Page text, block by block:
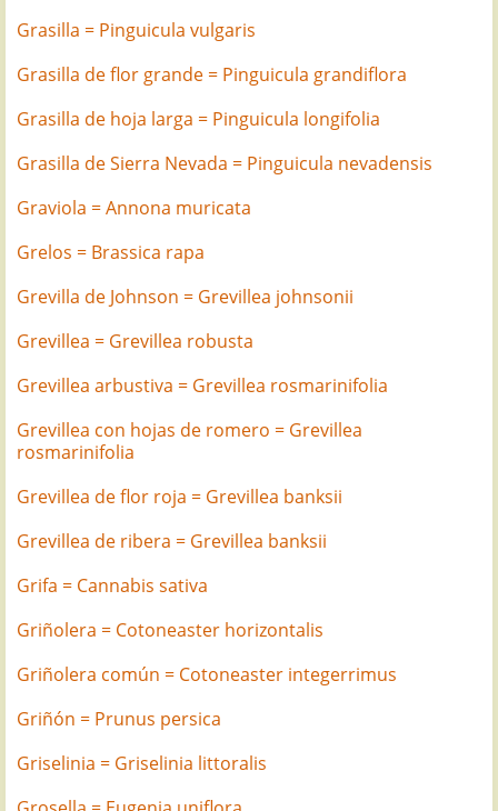
Grasilla = Pinguicula vulgaris
Grasilla de flor grande = Pinguicula grandiflora
Grasilla de hoja larga = Pinguicula longifolia
Grasilla de Sierra Nevada = Pinguicula nevadensis
Graviola = Annona muricata
Grelos = Brassica rapa
Grevilla de Johnson = Grevillea johnsonii
Grevillea = Grevillea robusta
Grevillea arbustiva = Grevillea rosmarinifolia
Grevillea con hojas de romero = Grevillea
rosmarinifolia
Grevillea de flor roja = Grevillea banksii
Grevillea de ribera = Grevillea banksii
Grifa = Cannabis sativa
Griñolera = Cotoneaster horizontalis
Griñolera común = Cotoneaster integerrimus
Griñón = Prunus persica
Griselinia = Griselinia littoralis